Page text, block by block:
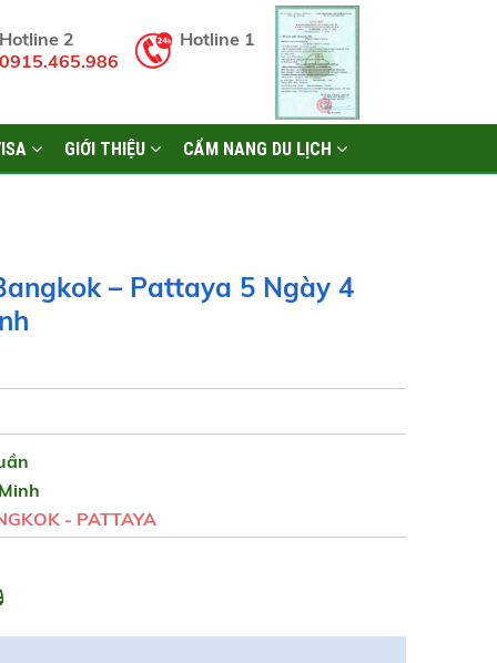
Hotline 1
Hotline 2
0915.465.986
GIỚI THIỆU CẨM NANG DU LỊCH
– Pattaya 5 Ngày 4
- PATTAYA